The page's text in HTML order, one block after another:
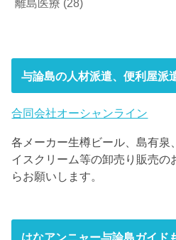
離島医療 (28)
与論島の人材派遣、便利屋派
合同会社オーシャンライン
各メーカー生樽ビール、島有泉
イスクリーム等の卸売り販売の
らお願いします。
はなアンニャー与論島ガイド